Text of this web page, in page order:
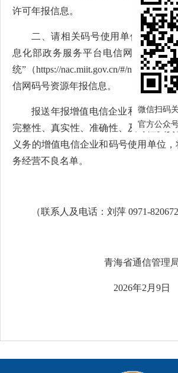
许可年报信息。
二、请相关码号使用单位通过互
息化部政务服务平台电信网码号资源
统”（https://nac.miit.gov.cn/#/notice/gxb
信网码号资源年报信息。
报送年报增值电信企业和码号使
完整性、真实性、准确性、及时性负
义务的增值电信企业和码号使用单位
务经营不良名单。
（联系人及电话：刘萍 0971-
青海省通信管理
2026年2月9日
微信扫码
官方公众